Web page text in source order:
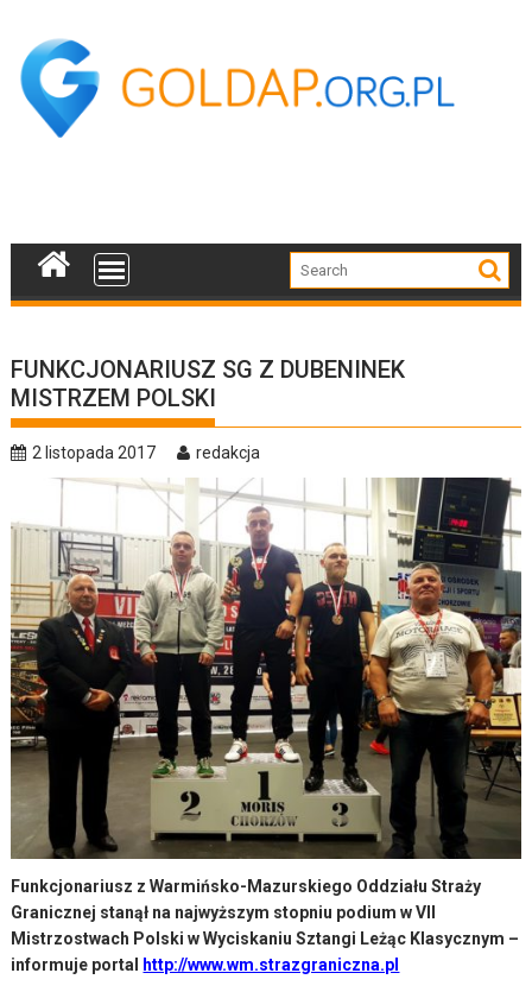
content
FUNKCJONARIUSZ SG Z DUBENINEK
MISTRZEM POLSKI
2 listopada 2017 redakcja
Funkcjonariusz z Warmińsko-Mazurskiego Oddziału Straży
Granicznej stanął na najwyższym stopniu podium w VII
Mistrzostwach Polski w Wyciskaniu Sztangi Leżąc Klasycznym –
informuje portal
http://www.wm.strazgraniczna.pl